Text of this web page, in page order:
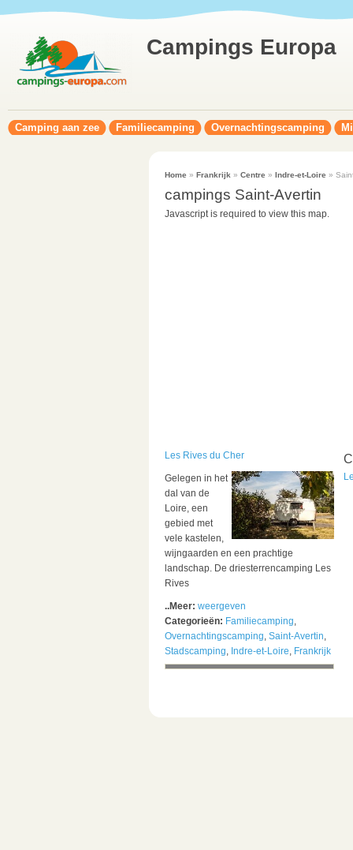
Campings Europa
Camping aan zee Familiecamping Overnachtingscamping
Home » Frankrijk » Centre » Indre-et-Loire »
campings Saint-Avertin
Javascript is required to view this map.
Les Rives du Cher
Gelegen in het
dal van de
Loire, een
gebied met
vele kastelen,
wijngaarden en een prachtige
landschap. De driesterrencamping Les
Rives
..Meer: weergeven
Categorieën: Familiecamping,
Overnachtingscamping, Saint-Avertin,
Stadscamping, Indre-et-Loire, Frankrijk